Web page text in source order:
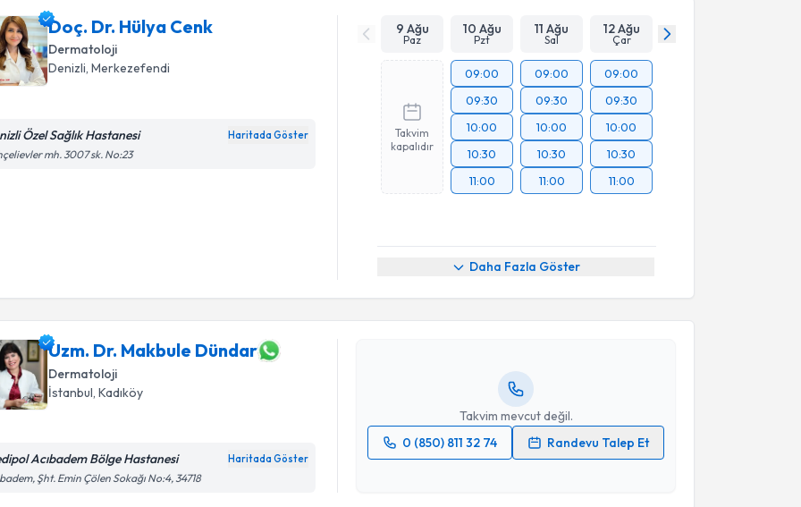
Doç. Dr. Hülya Cenk
Dermatoloji
Denizli,Merkezefendi
Özel Sağlık Hastanesi Haritada Göster
mh. 3007 sk. No:23
9 Ağu
Paz
10 Ağu
Pzt
11 Ağu
Sal
12 Ağu
Çar
Takvim
kapalıdır
09:00
09:30
10:00
10:30
11:00
09:00
09:30
10:00
10:30
11:00
09:00
09:30
10:00
10:30
11:00
Daha Fazla Göster
Uzm. Dr. Makbule Dündar
Dermatoloji
İstanbul ,Kadıköy
Acıbadem Bölge Hastanesi Haritada Göster
Şht. Emin Çölen Sokağı No:4, 34718
Takvim mevcut değil.
0 (850) 811 32 74
Randevu Talep Et
Randevu Takvimi Talebi